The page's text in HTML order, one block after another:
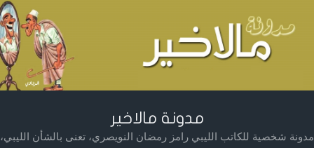
مدونة مالاخير
مدونة شخصية للكاتب الليبي رامز رمضان النويصري، تعنى بالشأن الليبي،